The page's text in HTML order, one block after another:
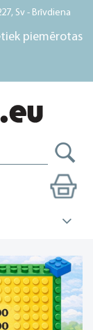
Sv - Brīvdiena
piemērotas!